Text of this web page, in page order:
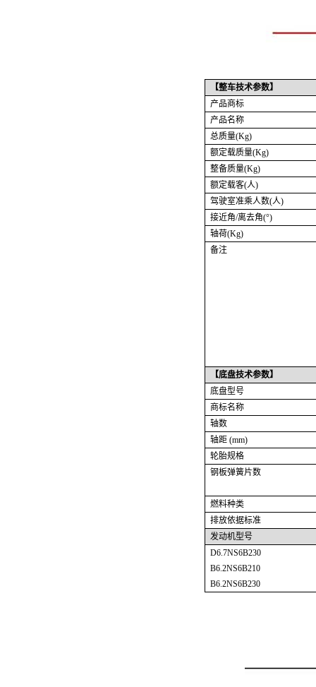
【整车技术参数】
产品商标
产品名称
总质量(Kg)
额定载质量(Kg)
整备质量(Kg)
额定载客(人)
驾驶室准乘人数(人)
接近角/离去角(°)
轴荷(Kg)
备注
【底盘技术参数】
底盘型号
商标名称
轴数
轴距 (mm)
轮胎规格
钢板弹簧片数
燃料种类
排放依据标准
发动机型号
D6.7NS6B230
B6.2NS6B210
B6.2NS6B230